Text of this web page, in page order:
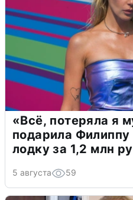
«Всё, потеряла я
подарила
лодку за 1,2 млн
5 августа 59